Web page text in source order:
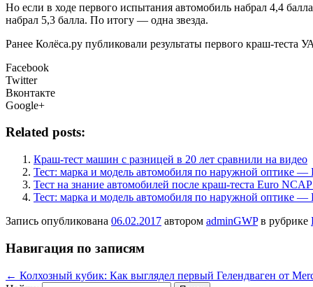
Но если в ходе первого испытания автомобиль набрал 4,4
набрал 5,3 балла. По итогу — одна звезда.
Ранее Колёса.ру публиковали результаты первого краш-теста
Facebook
Twitter
Вконтакте
Google+
Related posts:
Краш-тест машин с разницей в 20 лет сравнили на видео
Тест: марка и модель автомобиля по наружной оптике —
Тест на знание автомобилей после краш-теста Euro
Тест: марка и модель автомобиля по наружной оптике —
Запись опубликована 06.02.2017 автором adminGWPв рубрике
Навигация по записям
← Колхозный кубик: Как выглядел первый Гелендваген от